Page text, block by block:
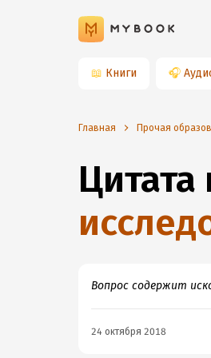
📖 Книги 🎧
Главная Прочая
Цитата
Вопрос содержит
24 октября 2018